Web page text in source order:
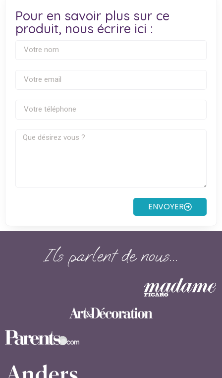
Pour en savoir plus sur ce
produit, nous écrire ici :
ENVOYER
Ils parlent de nous...